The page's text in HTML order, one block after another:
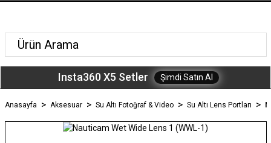
Insta360 X5 Setler Şimdi Satın Al
Anasayfa Aksesuar Su Altı Fotoğraf & Video Su Altı Lens Portları